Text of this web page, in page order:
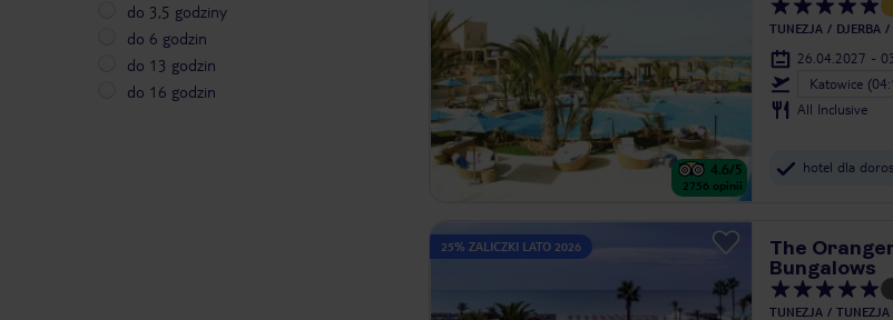
do 3,5 godziny
do 6 godzin
do 13 godzin
do 16 godzin
4.6/5
2756 opinii
TUNEZJA DJERBA
26.04.2027 -
Katowice
All Inclusive
hotel dla
25% ZALICZKI LATO 2026
The
Bungalows
TUNEZJA TUNEZJA